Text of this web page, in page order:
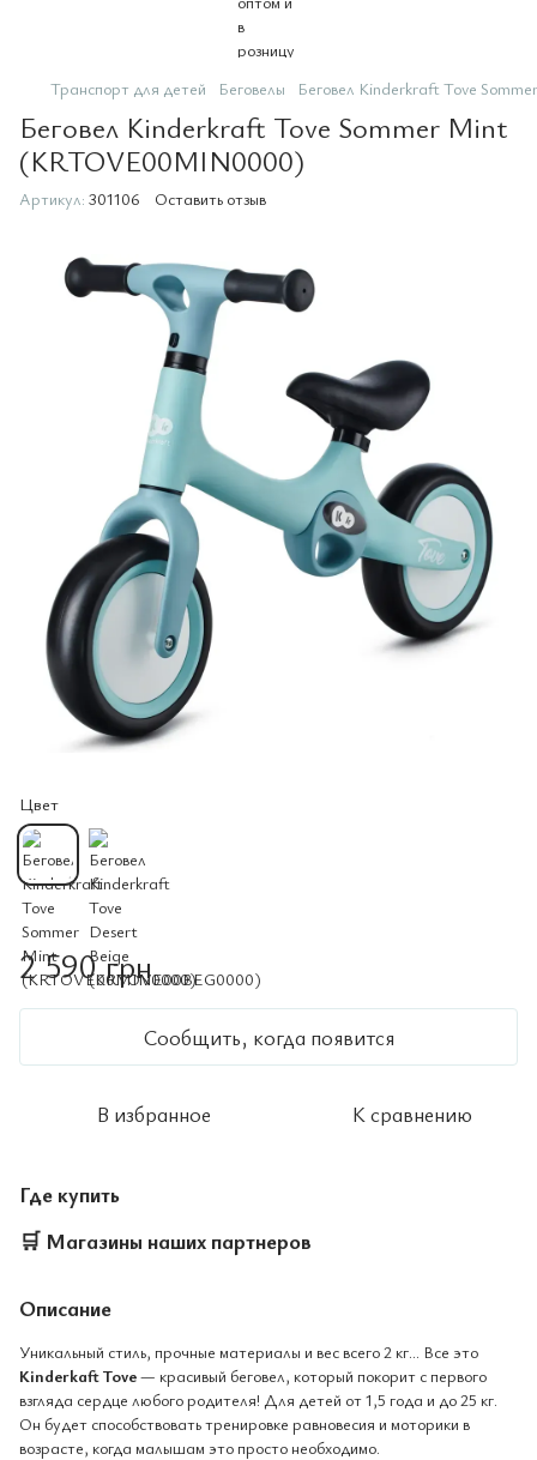
Транспорт для детей Беговелы Беговел Kinderkraft Tove
Беговел Kinderkraft Tove Sommer Mint
(KRTOVE00MIN0000)
Артикул: 301106 Оставить отзыв
Цвет
2 590 грн
Сообщить, когда появится
В избранное К сравнению
Где купить
🛒 Магазины наших партнеров
Описание
Уникальный стиль, прочные материалы и вес всего 2 кг... Все это
Kinderkaft Tove— красивый беговел, который покорит с первого
взгляда сердце любого родителя! Для детей от 1,5 года и до 25 кг.
Он будет способствовать тренировке равновесия и моторики в
возрасте, когда малышам это просто необходимо.